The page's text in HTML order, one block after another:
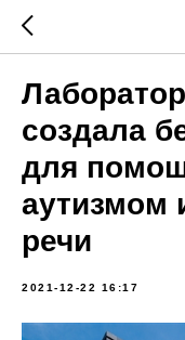
создала
для
аутизмом
речи
2021-12-22 16:17